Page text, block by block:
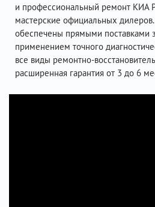
и профессиональный ремонт КИА
мастерские официальных
обеспечены прямыми поставками
применением точного
все виды ремонтно-
расширенная гарантия от 3 до 6